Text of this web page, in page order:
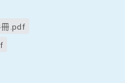
冊.pdf